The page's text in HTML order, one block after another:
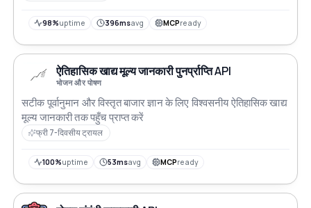
खाना बनाने के शौकीनों दोनों के लिए एक उत्कृष्ट उपकरण बनाता है
98%uptime 396msavg MCPready
ऐतिहासिक खाद्य मूल्य जानकारी पुनर्प्राप्ति API
भोजन और पोषण
सटीक पूर्वानुमान और विस्तृत बाजार ज्ञान के लिए विश्वसनीय ऐतिहासिक खाद्य
मूल्य जानकारी तक पहुँच प्राप्त करें
फ्री 7-दिवसीय ट्रायल
100%uptime 53msavg MCPready